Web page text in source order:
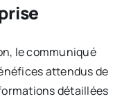
le communiqué
attendus de
détaillées